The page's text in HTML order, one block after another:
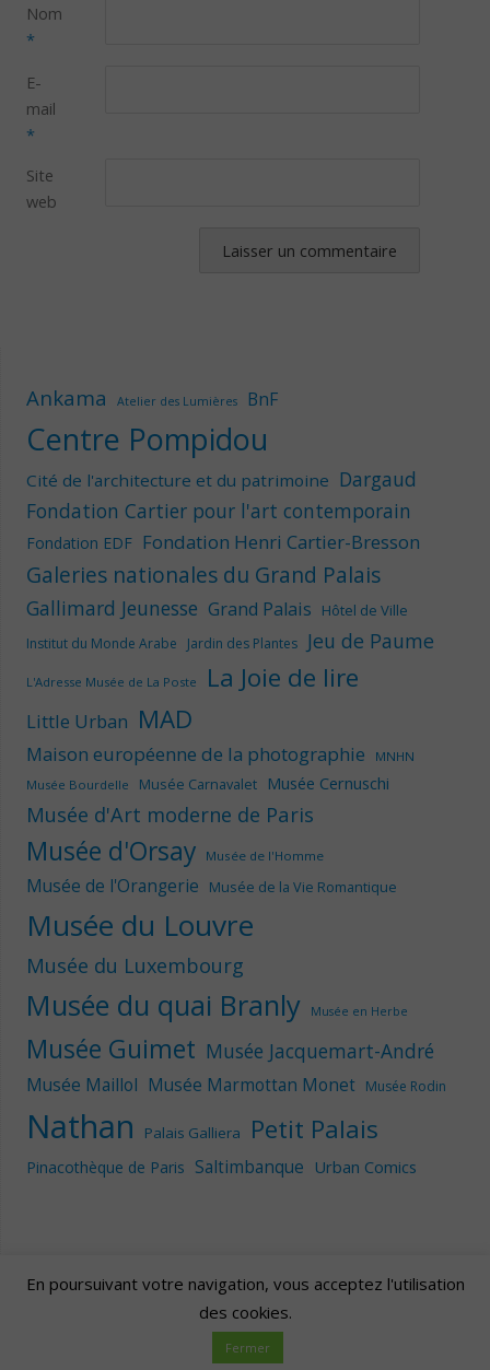
Nom
*
E-
mail
*
Site
web
Ankama Atelier des Lumières BnF
Centre Pompidou
Cité de l'architecture et du patrimoine Dargaud
Fondation Cartier pour l'art contemporain
Fondation EDF Fondation Henri Cartier-Bresson
Galeries nationales du Grand Palais
Gallimard Jeunesse Grand Palais Hôtel de Ville
Institut du Monde Arabe Jardin des Plantes Jeu de Paume
L'Adresse Musée de La Poste La Joie de lire
Little Urban MAD
Maison européenne de la photographie
MNHN
Musée Bourdelle
Musée Carnavalet Musée Cernuschi
Musée d'Art moderne de Paris
Musée d'Orsay Musée de l'Homme
Musée de l'Orangerie Musée de la Vie Romantique
Musée du Louvre
Musée du Luxembourg
Musée du quai Branly Musée en Herbe
Musée Guimet Musée Jacquemart-André
Musée Maillol Musée Marmottan Monet Musée Rodin
Nathan Palais Galliera Petit Palais
Pinacothèque de Paris Saltimbanque Urban Comics
| Fièrement propulsé par
En poursuivant votre navigation, vous acceptez l'utilisation
des cookies.
Fermer